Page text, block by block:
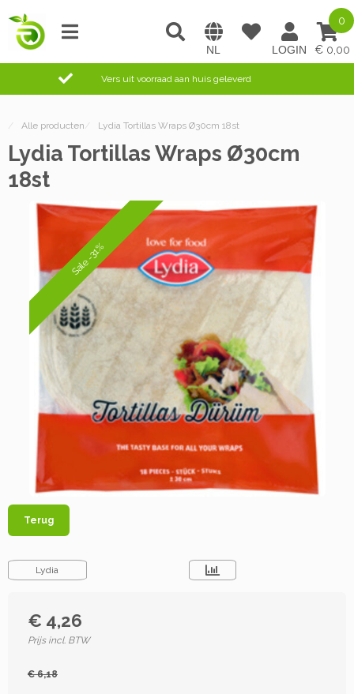
0,00
0
Vers uit voorraad aan huis geleverd
/ Alle producten / Lydia Tortillas Wraps Ø30cm 18st
Lydia Tortillas Wraps Ø30cm
18st
Sale -31%
Terug
Lydia
€ 4,26
Prijs incl. BTW
€ 6,18